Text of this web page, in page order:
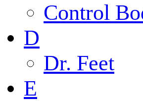
Control
D
Dr. Feet
E